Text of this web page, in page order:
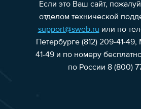
Если это Ваш сайт,
отделом технической
support@sweb.ru или по
Петербурге (812) 209-41-
41-49 и по номеру
по России 8 (800)